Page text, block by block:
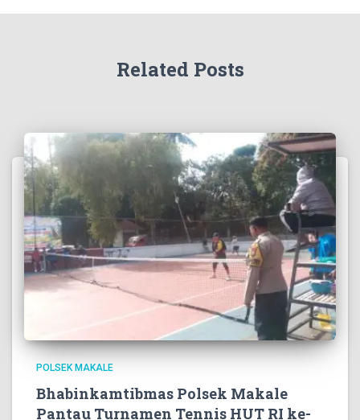
Related Posts
POLSEK MAKALE
Bhabinkamtibmas Polsek Makale
Pantau Turnamen Tennis HUT RI ke-